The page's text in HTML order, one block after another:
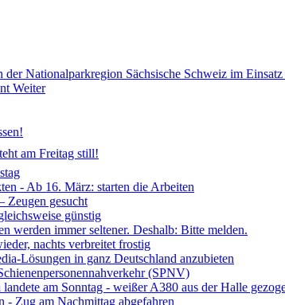
Nationalparkregion Sächsische Schweiz im
Weiter
am Freitag still!
- Ab 16. März: starten die Arbeiten
Zeugen gesucht
günstig
werden immer seltener. Deshalb: Bitte melden.
nachts verbreitet frostig
Lösungen in ganz Deutschland anzubieten
(SPNV)
am Sonntag - weißer A380 aus der Halle
- Zug am Nachmittag abgefahren